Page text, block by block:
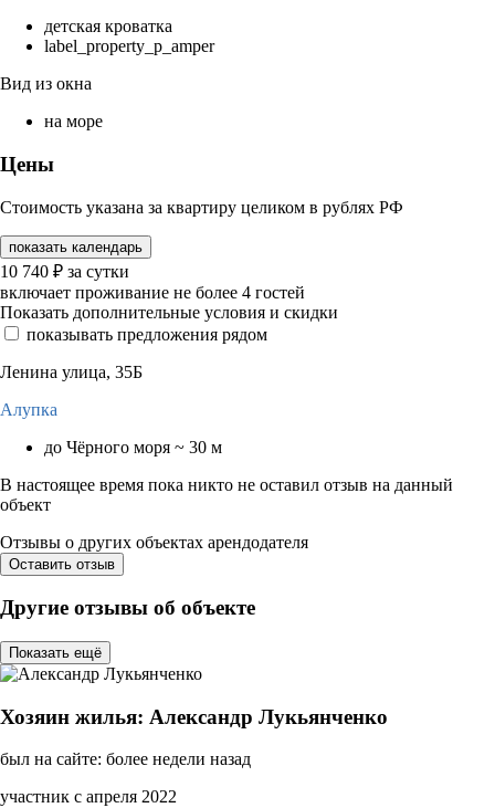
детская кроватка
label_property_p_amper
Вид из окна
на море
Цены
Стоимость указана за квартиру целиком в рублях РФ
показать календарь
10 740 ₽ за сутки
включает проживание не более 4 гостей
Показать дополнительные условия и скидки
показывать предложения рядом
Ленина улица, 35Б
Алупка
до Чёрного моря ~ 30 м
В настоящее время пока никто не оставил отзыв на данный
объект
Отзывы о других объектах арендодателя
Оставить отзыв
Другие отзывы об объекте
Показать ещё
Хозяин жилья: Александр Лукьянченко
был на сайте: более недели назад
участник с апреля 2022